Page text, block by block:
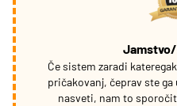
Če sistem zaradi
pričakovanj, čeprav ste
nasveti, nam to